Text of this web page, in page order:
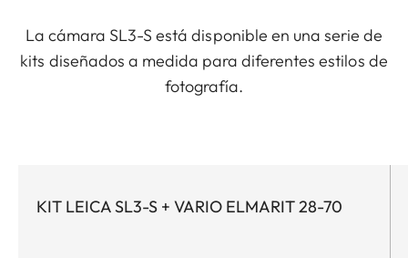
La cámara SL3-S está disponible en una serie de
kits diseñados a medida para diferentes estilos de
fotografía.
KIT LEICA SL3-S + VARIO ELMARIT 28-70